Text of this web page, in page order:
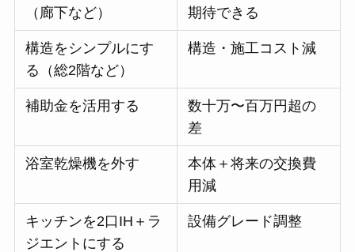
（廊下など）
期待できる
構造をシンプルにす
る（総2階など）
構造・施工コスト減
補助金を活用する
数十万〜百万円超の
差
浴室乾燥機を外す
本体＋将来の交換費
用減
キッチンを2口IH＋ラ
ジエントにする
設備グレード調整